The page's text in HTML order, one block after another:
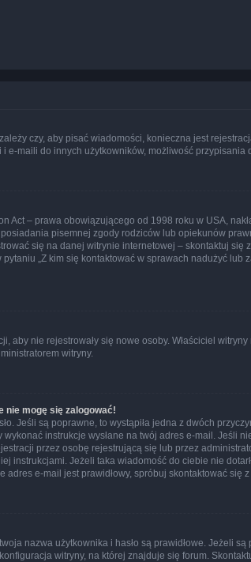
czy, aby pisać wiadomości, konieczna jest
i e-maili do innych użytkowników, możliwość
Act – prawa obowiązującego od 1998 roku w USA,
pisemnej zgody rodziców lub opiekunów
się na danej witrynie internetowej – skontaktuj
„Z kim się kontaktować w sprawach nadużyć
aby nie rejestrowały się nowe osoby. Właściciel
witryny.
nie mogę się zalogować!
Jeśli są poprawne, to wystąpiła jedna z dwóch
instrukcje wysłane na twój adres e-mail. Jeśli
przez osobę rejestrującą się lub przez
instrukcjami. Jeżeli taka wiadomość do ciebie nie
e-mail jest prawidłowy, spróbuj skontaktować się
nazwa użytkownika i hasło są prawidłowe. Jeżeli
witryny, na której znajduje się forum.